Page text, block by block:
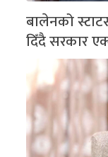
बालेनको
दिँदै सरकार